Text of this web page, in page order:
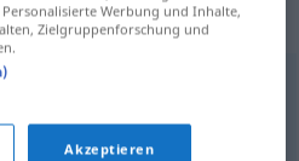
"pitorrearse"
mofarse
Werbung und Inhalte,
Zielgruppenforschung und
Akzeptieren